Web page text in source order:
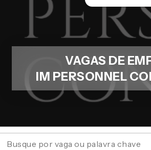
VAGAS DE
IM PERSONNEL